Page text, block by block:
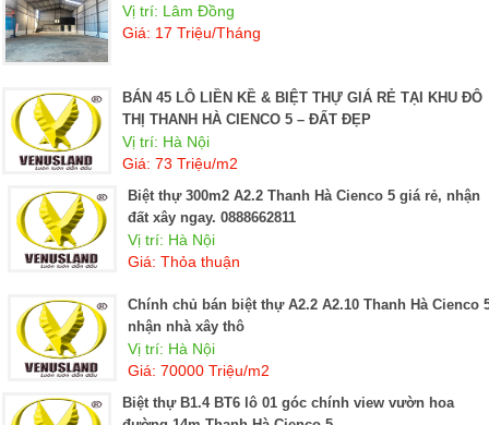
Vị trí: Lâm Đồng
Giá: 17 Triệu/Tháng
BÁN 45 LÔ LIỀN KỀ & BIỆT THỰ GIÁ RẺ TẠI KHU ĐÔ
THỊ THANH HÀ CIENCO 5 – ĐẤT ĐẸP
Vị trí: Hà Nội
Giá: 73 Triệu/m2
Biệt thự 300m2 A2.2 Thanh Hà Cienco 5 giá rẻ, nhận
đất xây ngay. 0888662811
Vị trí: Hà Nội
Giá: Thỏa thuận
Chính chủ bán biệt thự A2.2 A2.10 Thanh Hà Cienco 5
nhận nhà xây thô
Vị trí: Hà Nội
Giá: 70000 Triệu/m2
Biệt thự B1.4 BT6 lô 01 góc chính view vườn hoa